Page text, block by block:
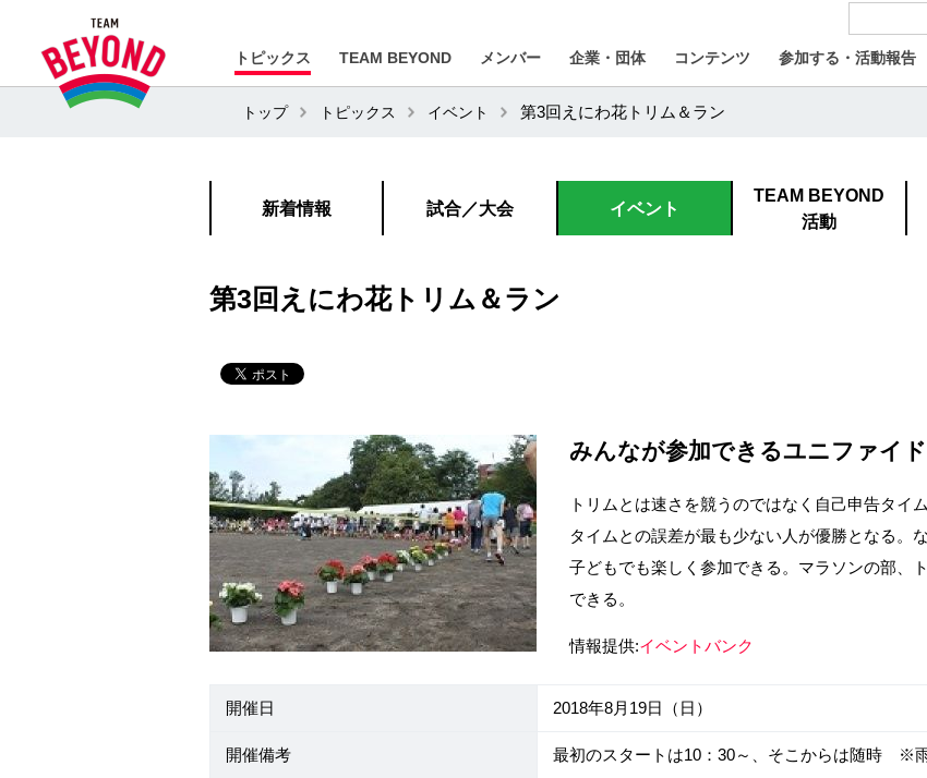
トピックス TEAM BEYOND メンバー 企業・団体 コンテンツ 参加する・活動報告
トップ トピックス イベント 第3回えにわ花トリム＆ラン
新着情報 試合／大会 イベント
TEAM BEYOND
活動
第3回えにわ花トリム＆ラン
みんなが参加できるユニファイ
トリムとは速さを競うのではなく自己申告タイ
タイムとの誤差が最も少ない人が優勝となる。
子どもでも楽しく参加できる。マラソンの部、
できる。
情報提供:イベントバンク
開催日 2018年8月19日（日）
開催備考 最初のスタートは10：30～、そこからは随時 ※